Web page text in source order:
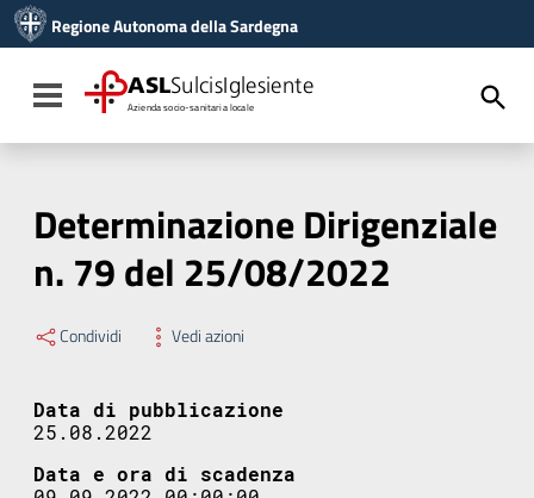
Vai al menu di navigazione
Vai al footer
Regione Autonoma della Sardegna
Toggle navigation
ASLSulcisIglesiente
Azienda socio-sanitaria locale
Determinazione Dirigenziale
n. 79 del 25/08/2022
Condividi Vedi azioni
Data di pubblicazione
25.08.2022
Data e ora di scadenza